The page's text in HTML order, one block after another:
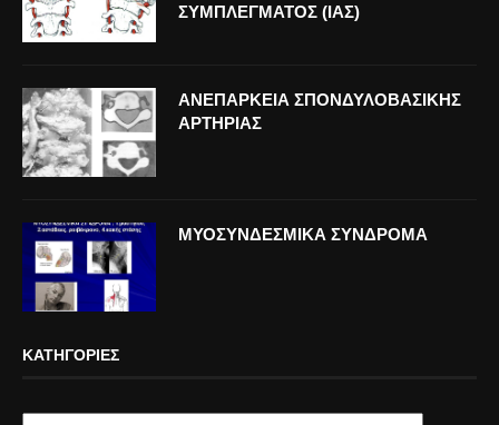
ΣΥΜΠΛΕΓΜΑΤΟΣ (ΙΑΣ)
ΑΝΕΠΑΡΚΕΙΑ ΣΠΟΝΔΥΛΟΒΑΣΙΚΗΣ
ΑΡΤΗΡΙΑΣ
ΜΥΟΣΥΝΔΕΣΜΙΚΑ ΣΥΝΔΡΟΜΑ
ΚΑΤΗΓΟΡΊΕΣ